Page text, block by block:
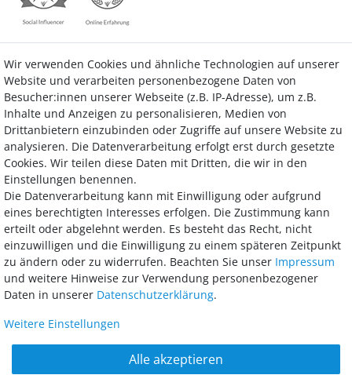
Vertrag widerrufen Kontakt
Bezahlung
Wir bieten Ihnen viele Möglichkeiten einer sicheren und bequemen
Bezahlung.
Widerrufsrecht Datenschutz
Wir verwenden Cookies und ähnliche Technologien auf unserer
Website und verarbeiten personenbezogene Daten von
Besucher:innen unserer Webseite (z.B. IP-Adresse), um z.B.
Inhalte und Anzeigen zu personalisieren, Medien von
Drittanbietern einzubinden oder Zugriffe auf unsere Website zu
analysieren. Die Datenverarbeitung erfolgt erst durch gesetzte
Cookies. Wir teilen diese Daten mit Dritten, die wir in den
Einstellungen benennen.
Die Datenverarbeitung kann mit Einwilligung oder aufgrund
eines berechtigten Interesses erfolgen. Die Zustimmung kann
erteilt oder abgelehnt werden. Es besteht das Recht, nicht
einzuwilligen und die Einwilligung zu einem späteren Zeitpunkt
zu ändern oder zu widerrufen. Beachten Sie unser Impressum
und weitere Hinweise zur Verwendung personenbezogener
Daten in unserer Daten­schutz­erklärung.
Weitere Einstellungen
Alle akzeptieren